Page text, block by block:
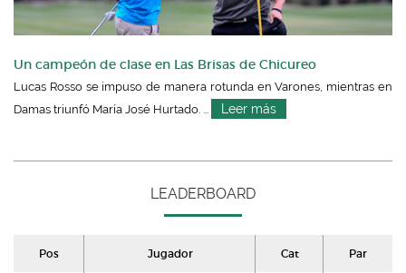
Un campeón de clase en Las Brisas de Chicureo
Lucas Rosso se impuso de manera rotunda en Varones, mientras en
Damas triunfó María José Hurtado. ...
Leer más
LEADERBOARD
Pos Jugador Cat Par